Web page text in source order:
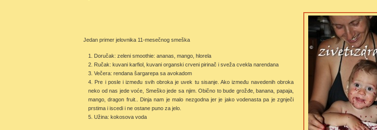
Jedan primer jelovnika 11-mesečnog smeška
Doručak: zeleni smoothie: ananas, mango, hlorela
Ručak: kuvani karfiol, kuvani organski crveni pirinač i sveža cvekla narendana
Večera: rendana šargarepa sa avokadom
Pre i posle i između svih obroka je uvek tu sisanje. Ako između navedenih obroka
neko od nas jede voće, Smeško jede sa njim. Obično to bude grožđe, banana, papaja,
mango, dragon fruit.. Dinja nam je malo nezgodna jer je jako vodenasta pa je zgnječi
prstima i iscedi i ne ostane puno za jelo.
Užina: kokosova voda